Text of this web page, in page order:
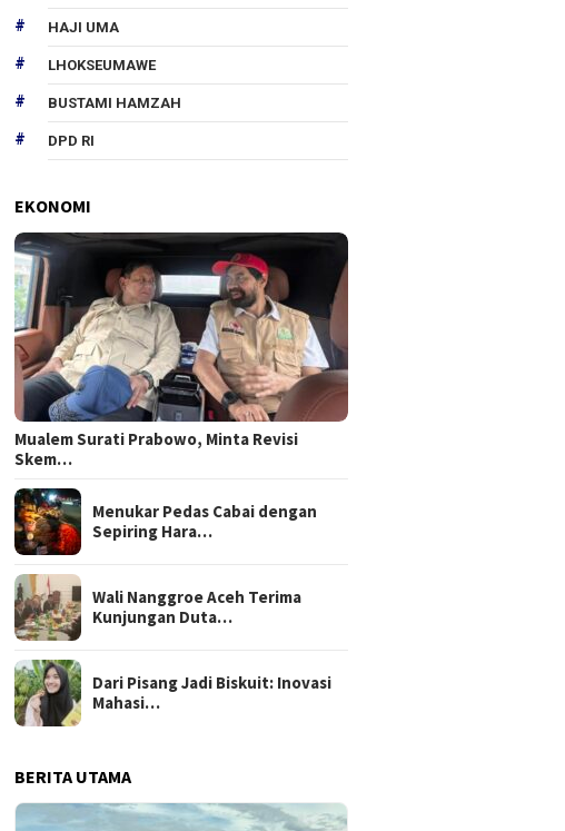
HAJI UMA
LHOKSEUMAWE
BUSTAMI HAMZAH
DPD RI
EKONOMI
Mualem Surati Prabowo, Minta Revisi
Skem…
Menukar Pedas Cabai dengan
Sepiring Hara…
Wali Nanggroe Aceh Terima
Kunjungan Duta…
Dari Pisang Jadi Biskuit: Inovasi
Mahasi…
BERITA UTAMA